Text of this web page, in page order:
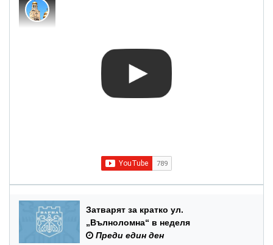
Затварят за кратко ул.
„Вълноломна“ в неделя
Преди един ден